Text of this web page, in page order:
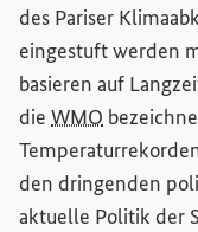
des Pariser
eingestuft werden
basieren auf
die WMO
den dringenden
aktuelle Politik der